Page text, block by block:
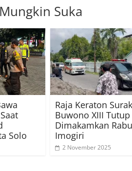
Suka
Solo
Raja Keraton
Buwono XIII Tutup
Dimakamkan
Imogiri
2 November 2025